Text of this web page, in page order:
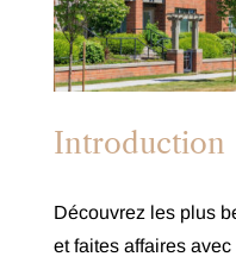
Introduction
Découvrez les plus
et faites affaires